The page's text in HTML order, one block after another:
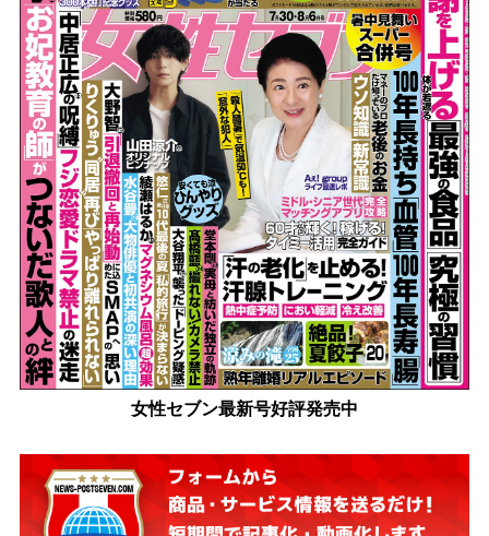
女性セブン最新号好評発売中